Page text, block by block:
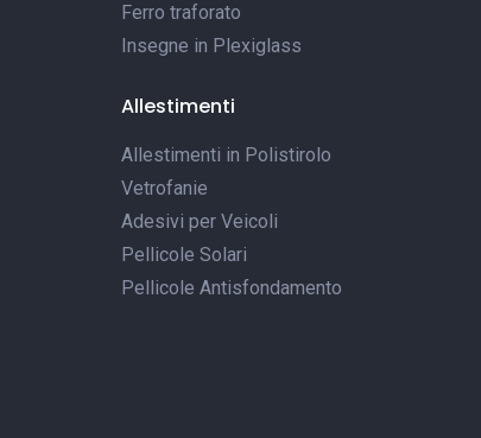
Ferro traforato
Insegne in Plexiglass
Allestimenti
Allestimenti in Polistirolo
Vetrofanie
Adesivi per Veicoli
Pellicole Solari
Pellicole Antisfondamento